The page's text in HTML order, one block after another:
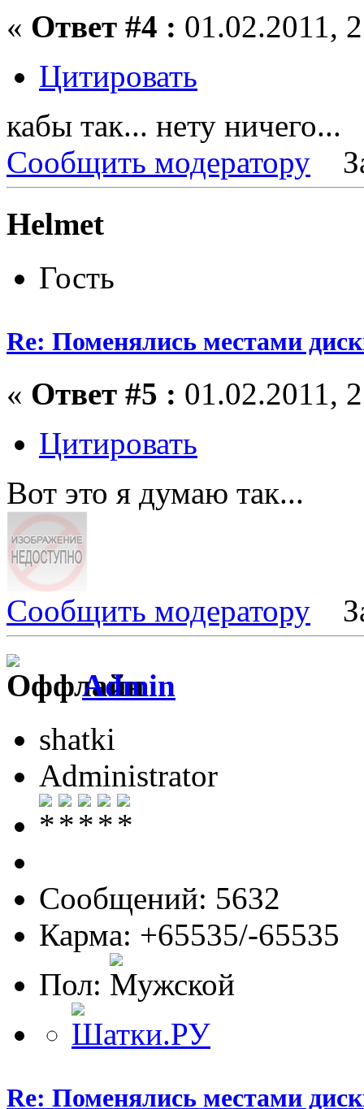
« Ответ #4 : 01.02.2011,
Цитировать
кабы так... нету ничего...
Сообщить модератору
Helmet
Гость
Re: Поменялись местами
« Ответ #5 : 01.02.2011,
Цитировать
Вот это я думаю так...
Сообщить модератору
Admin
shatki
Administrator
Сообщений: 5632
Карма: +65535/-65535
Пол:
Re: Поменялись местами